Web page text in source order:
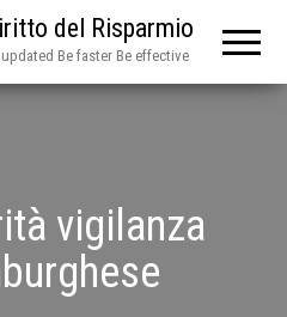
del Risparmio
updated Be faster Be effective
vigilanza